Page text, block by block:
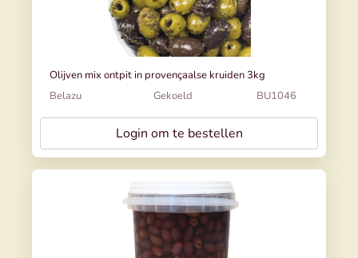
Olijven mix ontpit in provençaalse kruiden 3kg
Belazu
Gekoeld BU1046
Login om te bestellen